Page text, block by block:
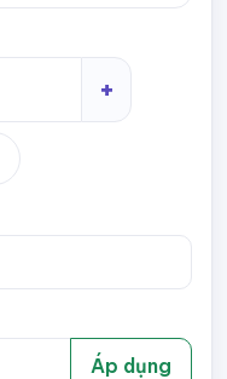
+
Áp dụng